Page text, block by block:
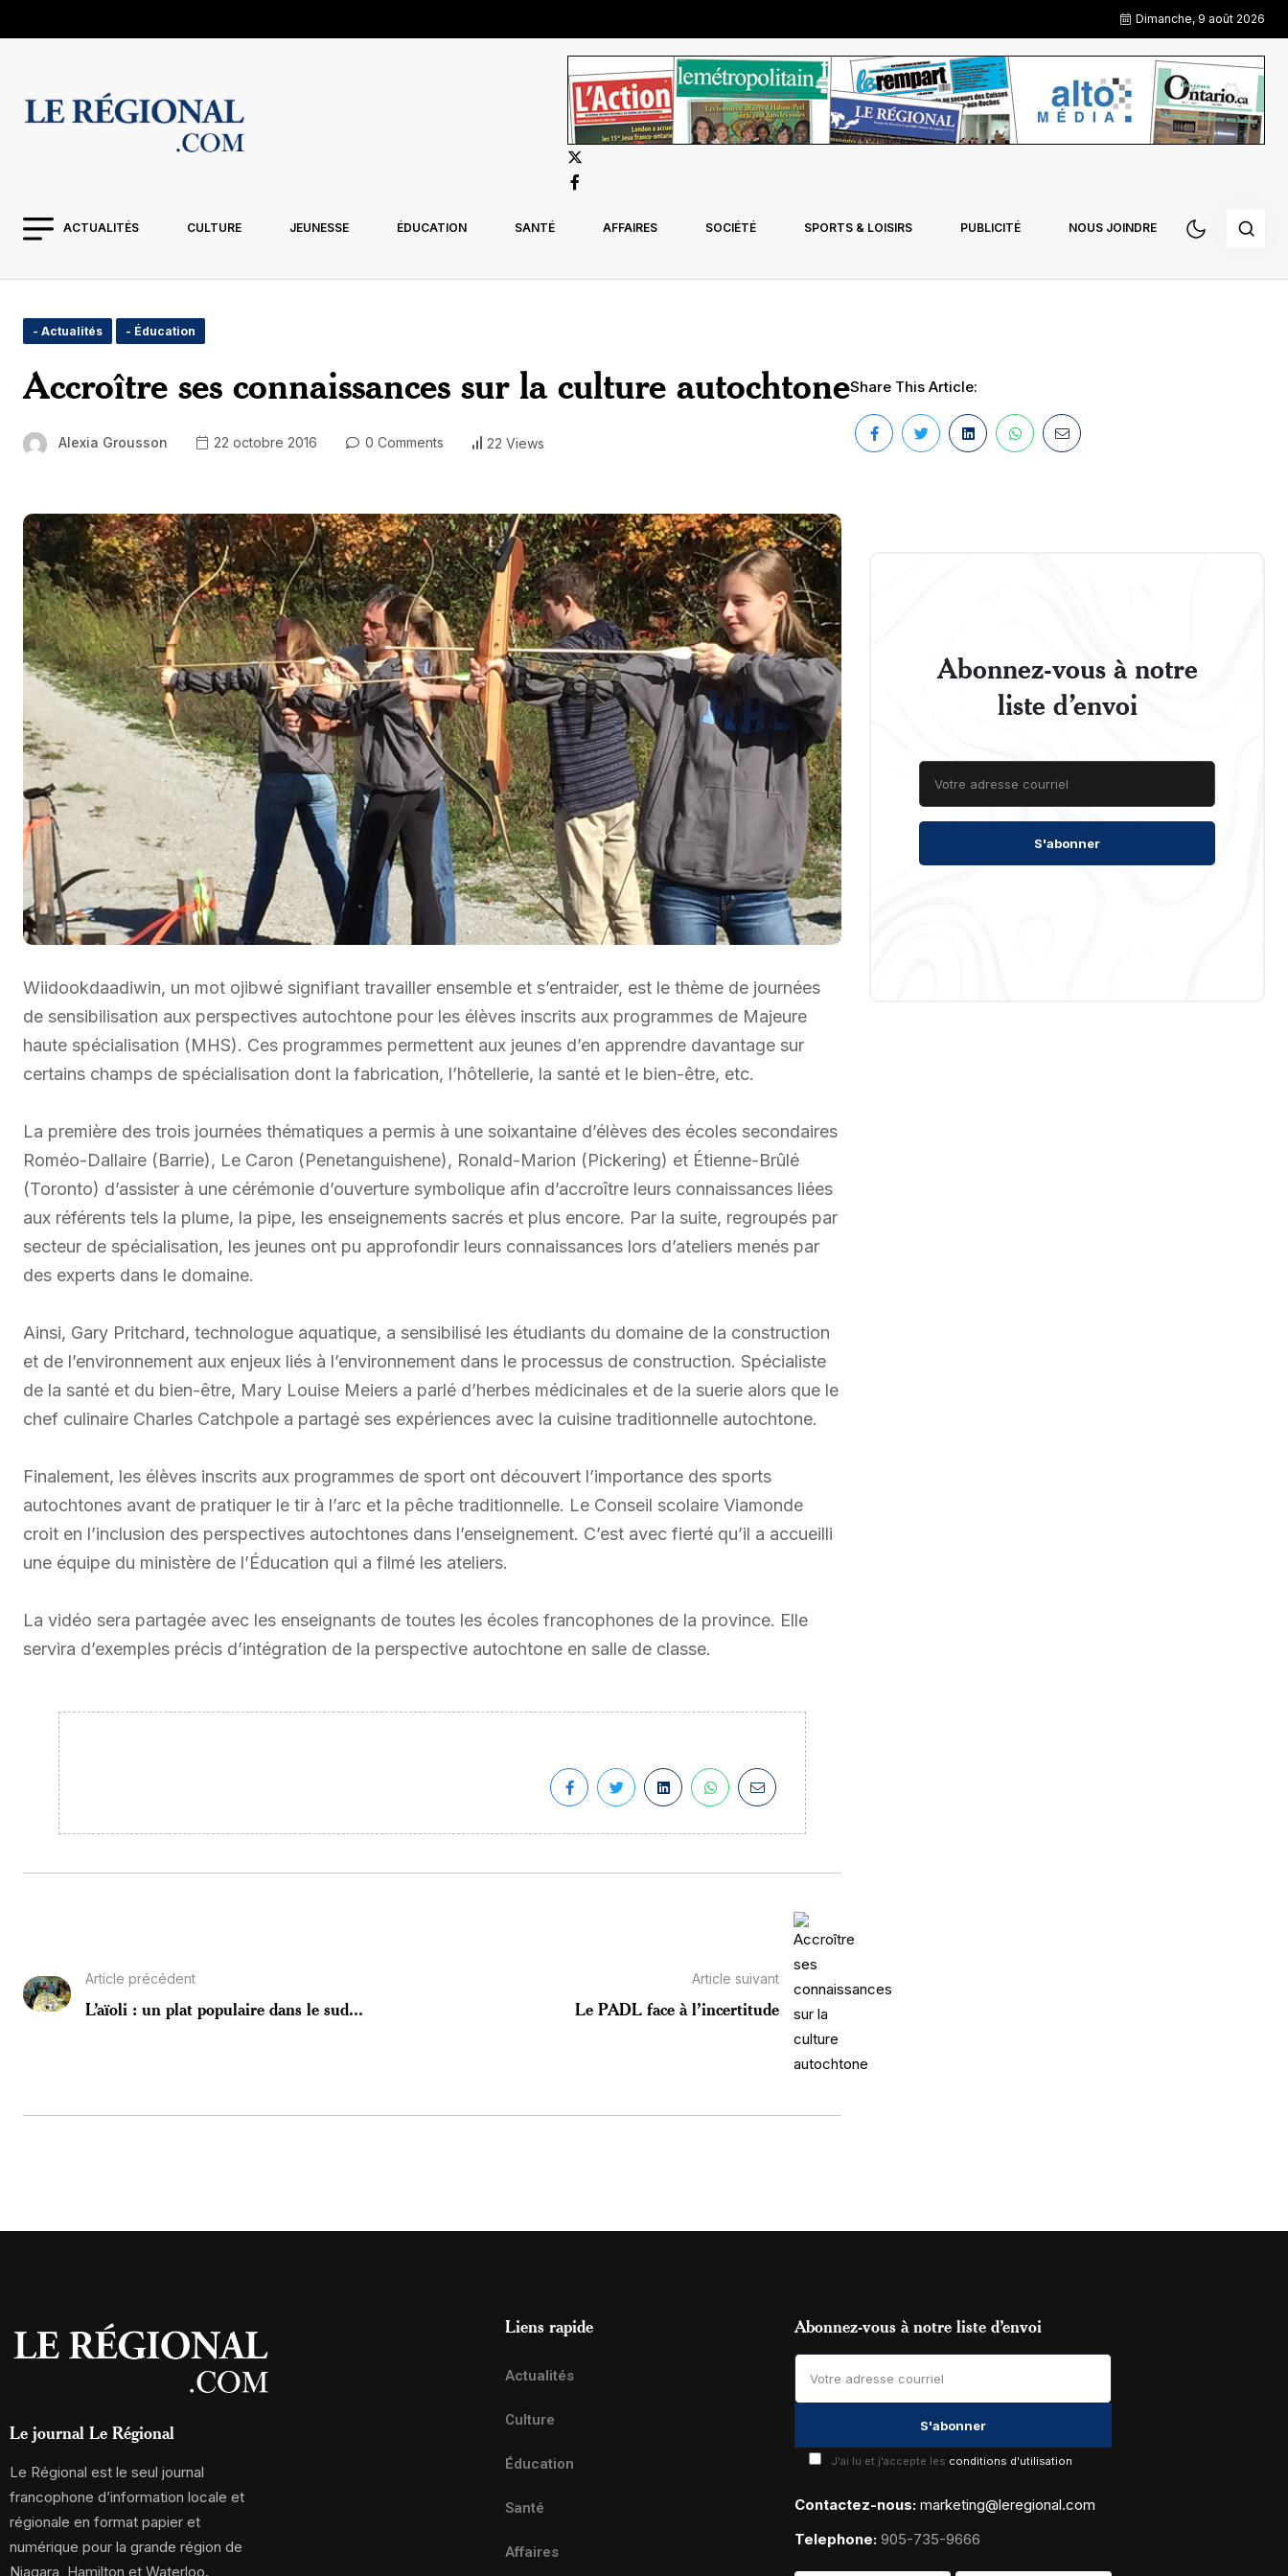
Dimanche, 9 août 2026
ACTUALITÉS CULTURE JEUNESSE ÉDUCATION SANTÉ AFFAIRES SOCIÉTÉ SPORTS & LOISIRS PUBLICITÉ NOUS JOINDRE
- Actualités - Éducation
Accroître ses connaissances sur la culture autochtone
Alexia Grousson 22 octobre 2016 0 Comments 22 Views
Share This Article:
Wiidookdaadiwin, un mot ojibwé signifiant travailler ensemble et s’entraider, est le thème de journées
de sensibilisation aux perspectives autochtone pour les élèves inscrits aux programmes de Majeure
haute spécialisation (MHS). Ces programmes permettent aux jeunes d’en apprendre davantage sur
certains champs de spécialisation dont la fabrication, l’hôtellerie, la santé et le bien-être, etc.
La première des trois journées thématiques a permis à une soixantaine d’élèves des écoles secondaires
Roméo-Dallaire (Barrie), Le Caron (Penetanguishene), Ronald-Marion (Pickering) et Étienne-Brûlé
(Toronto) d’assister à une cérémonie d’ouverture symbolique afin d’accroître leurs connaissances liées
aux référents tels la plume, la pipe, les enseignements sacrés et plus encore. Par la suite, regroupés par
secteur de spécialisation, les jeunes ont pu approfondir leurs connaissances lors d’ateliers menés par
des experts dans le domaine.
Ainsi, Gary Pritchard, technologue aquatique, a sensibilisé les étudiants du domaine de la construction
et de l’environnement aux enjeux liés à l’environnement dans le processus de construction. Spécialiste
de la santé et du bien-être, Mary Louise Meiers a parlé d’herbes médicinales et de la suerie alors que le
chef culinaire Charles Catchpole a partagé ses expériences avec la cuisine traditionnelle autochtone.
Finalement, les élèves inscrits aux programmes de sport ont découvert l’importance des sports
autochtones avant de pratiquer le tir à l’arc et la pêche traditionnelle. Le Conseil scolaire Viamonde
croit en l’inclusion des perspectives autochtones dans l’enseignement. C’est avec fierté qu’il a accueilli
une équipe du ministère de l’Éducation qui a filmé les ateliers.
La vidéo sera partagée avec les enseignants de toutes les écoles francophones de la province. Elle
servira d’exemples précis d’intégration de la perspective autochtone en salle de classe.
Article précédent
L’aïoli : un plat populaire dans le sud...
Article suivant
Le PADL face à l’incertitude
Abonnez-vous à notre
liste d’envoi
Le journal Le Régional
Le Régional est le seul journal
francophone d’information locale et
régionale en format papier et
numérique pour la grande région de
Niagara, Hamilton et Waterloo.
Liens rapide
Actualités
Culture
Éducation
Santé
Affaires
Abonnez-vous à notre liste d’envoi
J'ai lu et j'accepte les conditions d'utilisation
Contactez-nous: marketing@leregional.com
Telephone: 905-735-9666